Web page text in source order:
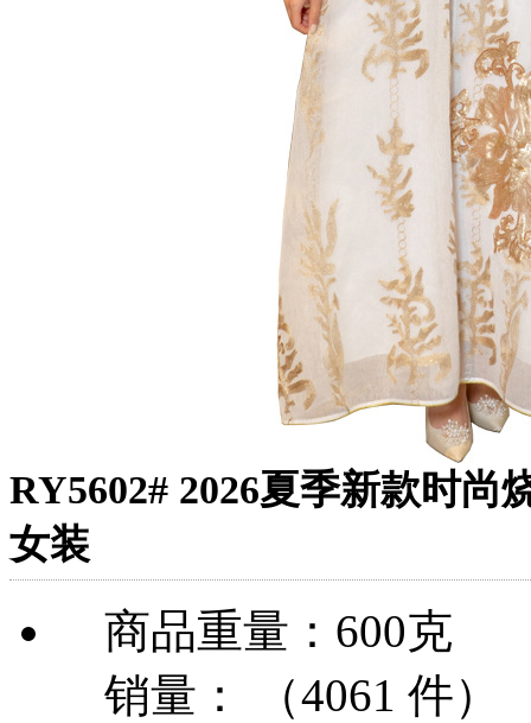
RY5602# 2026夏季新款时
女装
商品重量：600克
销量： （4061 件）